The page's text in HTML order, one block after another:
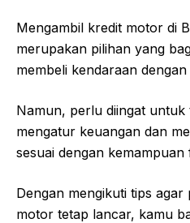
Mengambil kredit motor di
merupakan pilihan yang
membeli kendaraan
Namun, perlu diingat untuk
mengatur keuangan dan
sesuai dengan kemampuan
Dengan mengikuti tips
motor tetap lancar, kamu